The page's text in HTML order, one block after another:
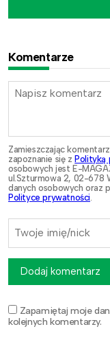
Komentarze
Zamieszczając
zapoznanie się zPolityką
osobowych jest E-
ul.Szturmowa 2, 02-678
danych osobowych oraz
Polityce prywatności
Zapamiętaj moje
kolejnych komentarzy.
Dodaj komentarz